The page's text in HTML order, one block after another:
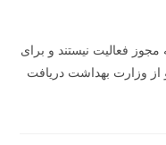
مجوز فعالیت نیستند و برای
از وزارت بهداشت دریافت